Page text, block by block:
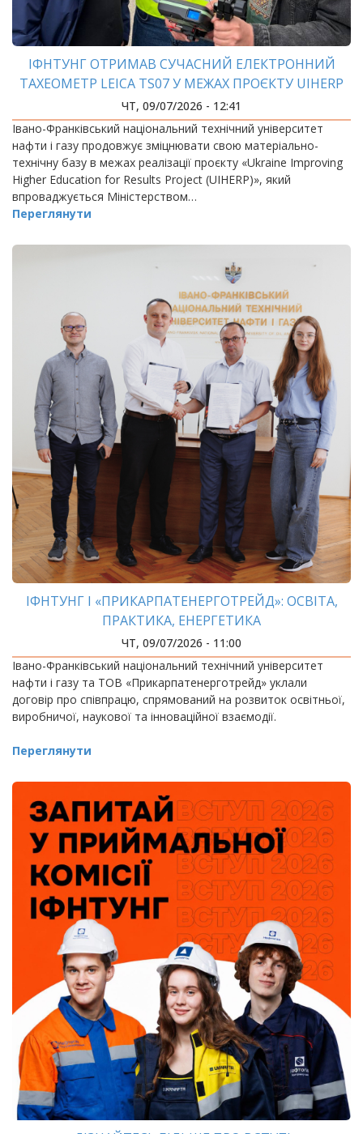
ІФНТУНГ ОТРИМАВ СУЧАСНИЙ ЕЛЕКТРОННИЙ
ТАХЕОМЕТР LEICA TS07 У МЕЖАХ ПРОЄКТУ UIHERP
ЧТ, 09/07/2026 - 12:41
Івано-Франківський національний технічний університет
нафти і газу продовжує зміцнювати свою матеріально-
технічну базу в межах реалізації проєкту «Ukraine Improving
Higher Education for Results Project (UIHERP)», який
впроваджується Міністерством…
Переглянути
ІФНТУНГ І «ПРИКАРПАТЕНЕРГОТРЕЙД»: ОСВІТА,
ПРАКТИКА, ЕНЕРГЕТИКА
ЧТ, 09/07/2026 - 11:00
Івано-Франківський національний технічний університет
нафти і газу та ТОВ «Прикарпатенерготрейд» уклали
договір про співпрацю, спрямований на розвиток освітньої,
виробничої, наукової та інноваційної взаємодії.
Переглянути